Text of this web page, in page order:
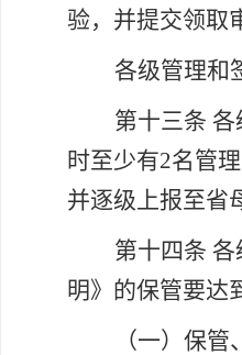
验，并提交领取
各级管理和
第十三条 各
时至少有2名管
并逐级上报至省
第十四条 各
明》的保管要达
（一）保